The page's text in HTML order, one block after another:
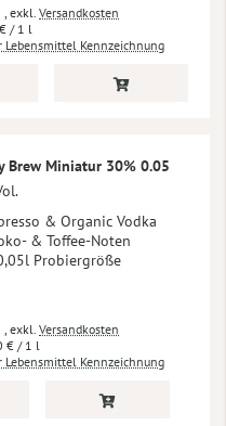
exkl. Versandkosten
/ 1 l
Lebensmittel Kennzeichnung
Brew Miniatur 30% 0.05
& Organic Vodka
& Toffee-Noten
Probiergröße
exkl. Versandkosten
€ / 1 l
Lebensmittel Kennzeichnung